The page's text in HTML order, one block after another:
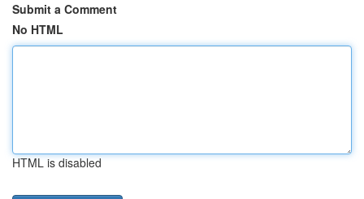
Submit a Comment
No HTML
HTML is disabled